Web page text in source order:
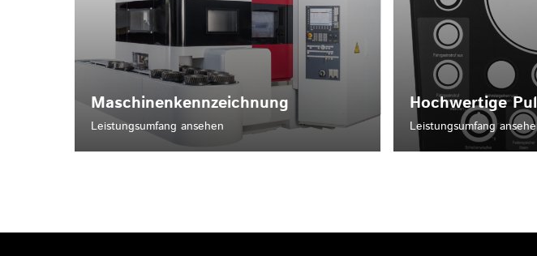
Maschinenkennzeichnung
Leistungsumfang ansehen
Hochwertige
Leistungsumfang